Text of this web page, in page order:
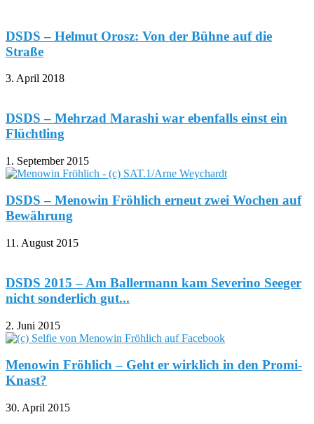
DSDS – Helmut Orosz: Von der Bühne auf die
Straße
3. April 2018
DSDS – Mehrzad Marashi war ebenfalls einst ein
Flüchtling
1. September 2015
DSDS – Menowin Fröhlich erneut zwei Wochen auf
Bewährung
11. August 2015
DSDS 2015 – Am Ballermann kam Severino Seeger
nicht sonderlich gut...
2. Juni 2015
Menowin Fröhlich – Geht er wirklich in den Promi-
Knast?
30. April 2015